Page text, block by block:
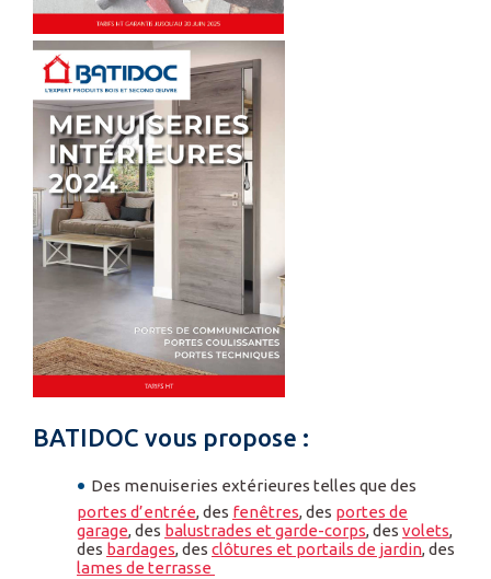
BATIDOC vous propose :
Des menuiseries extérieures telles que des
portes d’entrée, des fenêtres, des portes de
garage, des balustrades et garde-corps, des volets,
des bardages, des clôtures et portails de jardin, des
lames de terrasse